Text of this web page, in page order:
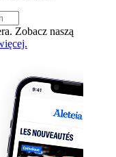
Zobacz naszą